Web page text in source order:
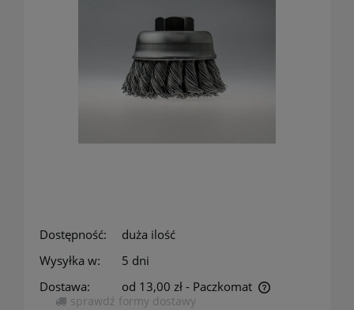
Dostępność:
duża ilość
Wysyłka w:
5 dni
Dostawa:
od 13,00 zł - Paczkomat
Cena nie zawiera ewentualnych kosztów płatności
sprawdź formy dostawy